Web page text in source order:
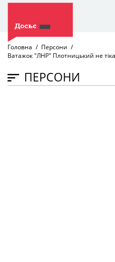
Головна
Персони
Ватажок "ЛНР" Плотницький не
ПЕРСОНИ